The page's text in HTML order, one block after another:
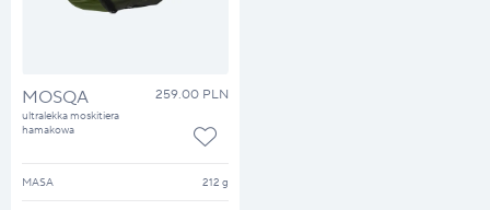
259.00 PLN
MOSQA
ultralekka moskitiera
hamakowa
MASA 212 g